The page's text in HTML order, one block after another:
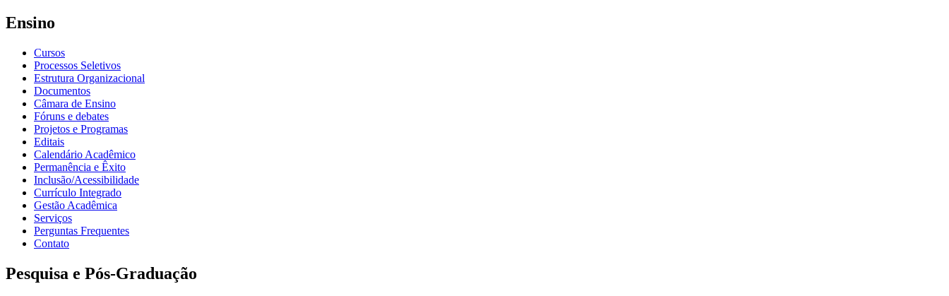
Ensino
Cursos
Processos Seletivos
Estrutura Organizacional
Documentos
Câmara de Ensino
Fóruns e debates
Projetos e Programas
Editais
Calendário Acadêmico
Permanência e Êxito
Inclusão/Acessibilidade
Currículo Integrado
Gestão Acadêmica
Serviços
Perguntas Frequentes
Contato
Pesquisa e Pós-Graduação